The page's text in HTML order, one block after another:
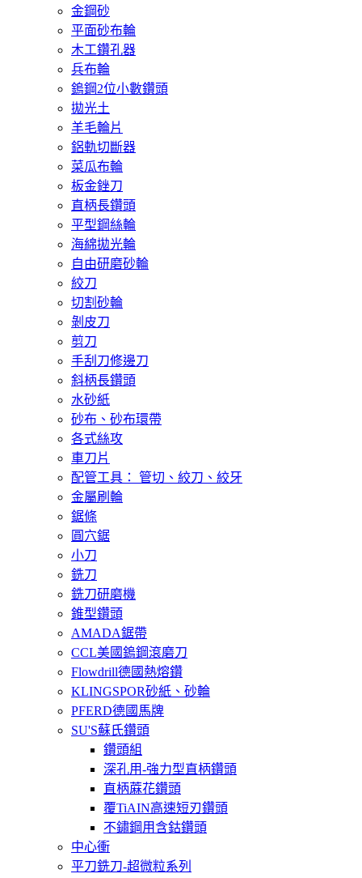
金鋼砂
平面砂布輪
木工鑽孔器
兵布輪
鎢鋼2位小數鑽頭
拋光土
羊毛輪片
鋁軌切斷器
菜瓜布輪
板金銼刀
直柄長鑽頭
平型鋼絲輪
海綿拋光輪
自由研磨砂輪
絞刀
切割砂輪
剝皮刀
剪刀
手刮刀修邊刀
斜柄長鑽頭
水砂紙
砂布、砂布環帶
各式絲攻
車刀片
配管工具： 管切、絞刀、絞牙
金屬刷輪
鋸條
圓穴鋸
小刀
銑刀
銑刀研磨機
錐型鑽頭
AMADA鋸帶
CCL美國鎢鋼滾磨刀
Flowdrill德國熱熔鑽
KLINGSPOR砂紙、砂輪
PFERD德國馬牌
SU'S蘇氏鑽頭
鑽頭組
深孔用-強力型直柄鑽頭
直柄蔴花鑽頭
覆TiAIN高速短刃鑽頭
不鏽鋼用含鈷鑽頭
中心衝
平刀銑刀-超微粒系列